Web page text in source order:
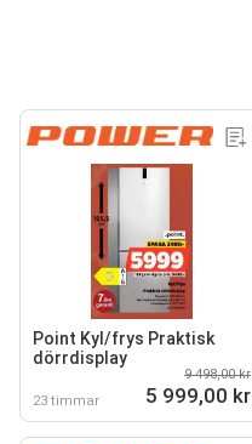
Point Kyl/frys Praktisk
dörrdisplay
23 timmar
9 498,00 kr
5 999,00 kr